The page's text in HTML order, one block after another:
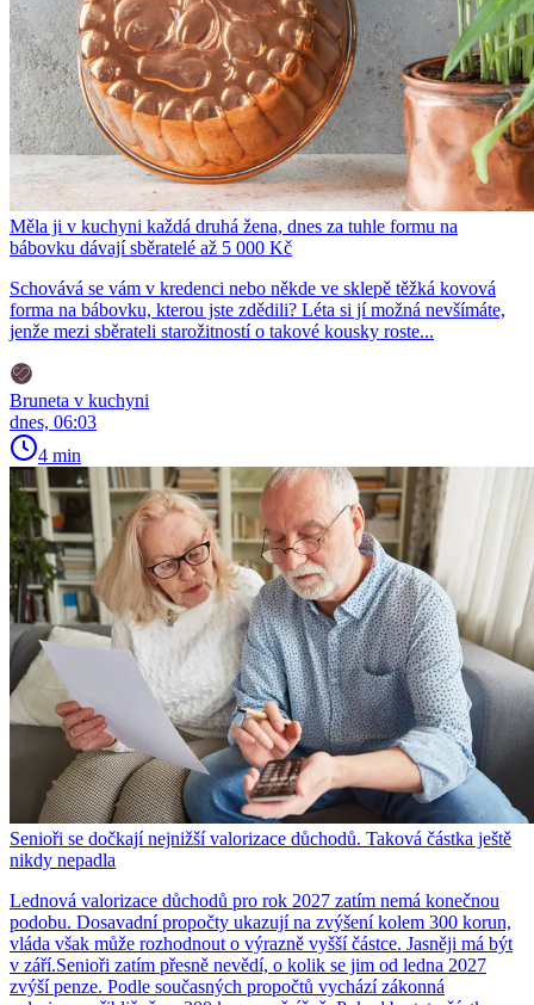
Měla ji v kuchyni každá druhá žena, dnes za tuhle formu na
bábovku dávají sběratelé až 5 000 Kč
Schovává se vám v kredenci nebo někde ve sklepě těžká kovová
forma na bábovku, kterou jste zdědili? Léta si jí možná nevšímáte,
jenže mezi sběrateli starožitností o takové kousky roste...
Bruneta v kuchyni
dnes, 06:03
4 min
Senioři se dočkají nejnižší valorizace důchodů. Taková částka ještě
nikdy nepadla
Lednová valorizace důchodů pro rok 2027 zatím nemá konečnou
podobu. Dosavadní propočty ukazují na zvýšení kolem 300 korun,
vláda však může rozhodnout o výrazně vyšší částce. Jasněji má být
v září.Senioři zatím přesně nevědí, o kolik se jim od ledna 2027
zvýší penze. Podle současných propočtů vychází zákonná